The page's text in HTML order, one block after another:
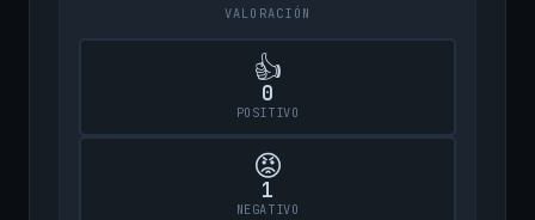
VALORACIÓN
👍
0
POSITIVO
😡
1
NEGATIVO